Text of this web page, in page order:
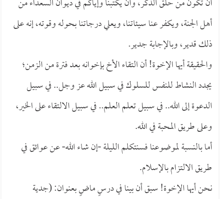
أهل الجنة، ويكفر عنا سيئاتنا، ويعلي درجاتنا بحوله وقوته، إنه على
ذلك قدير، وبالإجابة جدير.
والحقيقة أيها الإخوة! أن التقاء الأخ بإخوانه بعد فترة من الزمن؛
يجدد النشاط للنفس للسلوك في سبيل الله عز وجل.. في سبيل
الدعوة إلى الله.. في سبيل تعلم العلم.. في سبيل الالتقاء على الخير،
وعلى طريق المحبة في الله.
أما بالنسبة لموضوعنا فسنتكلم الليلة -إن شاء الله- عن عوائق في
طريق الالتزام بالإسلام.
نحن أيها الإخوة! سبق أن بينا في درسٍ ماضٍ بعنوان: (جدية